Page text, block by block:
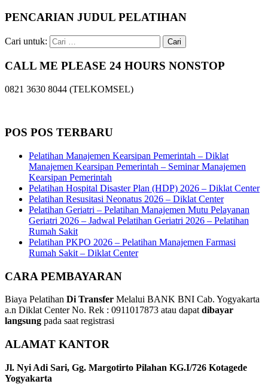
PENCARIAN JUDUL PELATIHAN
Cari untuk:
CALL ME PLEASE 24 HOURS NONSTOP
0821 3630 8044 (TELKOMSEL)
POS POS TERBARU
Pelatihan Manajemen Kearsipan Pemerintah – Diklat
Manajemen Kearsipan Pemerintah – Seminar Manajemen
Kearsipan Pemerintah
Pelatihan Hospital Disaster Plan (HDP) 2026 – Diklat Center
Pelatihan Resusitasi Neonatus 2026 – Diklat Center
Pelatihan Geriatri – Pelatihan Manajemen Mutu Pelayanan
Geriatri 2026 – Jadwal Pelatihan Geriatri 2026 – Pelatihan
Rumah Sakit
Pelatihan PKPO 2026 – Pelatihan Manajemen Farmasi
Rumah Sakit – Diklat Center
CARA PEMBAYARAN
Biaya Pelatihan Di Transfer Melalui BANK BNI Cab. Yogyakarta
a.n Diklat Center No. Rek : 0911017873 atau dapatdibayar
langsung pada saat registrasi
ALAMAT KANTOR
Jl. Nyi Adi Sari, Gg. Margotirto Pilahan KG.I/726 Kotagede
Yogyakarta